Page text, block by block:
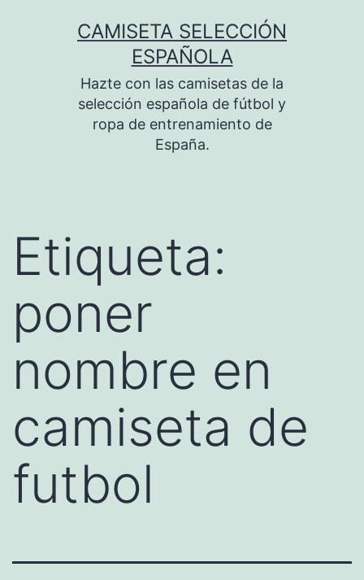
CAMISETA SELECCIÓN
ESPAÑOLA
Hazte con las camisetas de la
selección española de fútbol y
ropa de entrenamiento de
España.
Etiqueta:
poner
nombre en
camiseta de
futbol